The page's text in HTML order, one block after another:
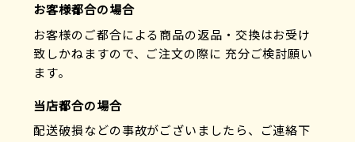
お客様都合の場合
お客様のご都合による商品の返品・交換はお受け
致しかねますので、ご注文の際に 充分ご検討願い
ます。
当店都合の場合
配送破損などの事故がございましたら、ご連絡下